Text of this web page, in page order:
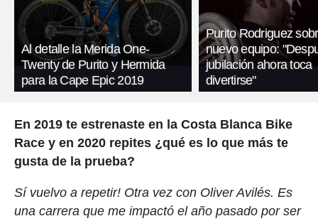
Al detalle la Merida One-
Twenty de Purito y Hermida
para la Cape Epic 2019
Purito Rodriguez
nuevo equipo:
jubilación ahora toca
divertirse"
En 2019 te estrenaste en la Costa Blanca Bike
Race y en 2020 repites ¿qué es lo que más te
gusta de la prueba?
Sí vuelvo a repetir! Otra vez con Oliver Avilés. Es
una carrera que me impactó el año pasado por ser